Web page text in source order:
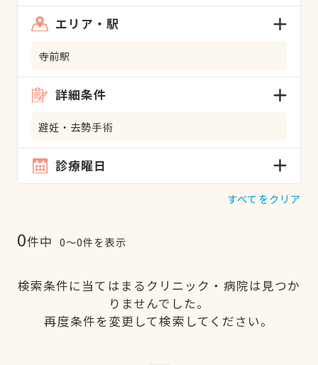
エリア・駅
寺前駅
詳細条件
避妊・去勢手術
診療曜日
すべてをクリア
0件中 0〜0件を表示
検索条件に当てはまるクリニック・病院は見つか
りませんでした。
再度条件を変更して検索してください。